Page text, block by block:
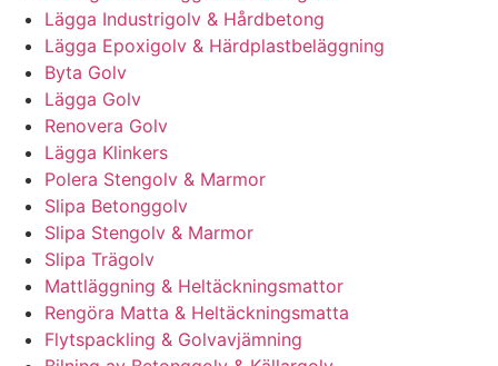
Lägga Industrigolv & Hårdbetong
Lägga Epoxigolv & Härdplastbeläggning
Byta Golv
Lägga Golv
Renovera Golv
Lägga Klinkers
Polera Stengolv & Marmor
Slipa Betonggolv
Slipa Stengolv & Marmor
Slipa Trägolv
Mattläggning & Heltäckningsmattor
Rengöra Matta & Heltäckningsmatta
Flytspackling & Golvavjämning